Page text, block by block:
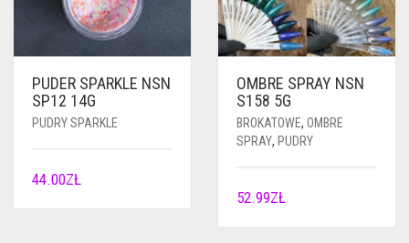
PUDER SPARKLE NSN
SP12 14G
PUDRY SPARKLE
44.00ZŁ
OMBRE SPRAY NSN
S158 5G
BROKATOWE, OMBRE
SPRAY, PUDRY
52.99ZŁ